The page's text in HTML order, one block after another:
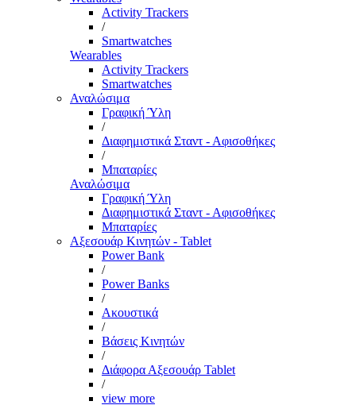
Activity Trackers
/
Smartwatches
Wearables
Activity Trackers
Smartwatches
Αναλώσιμα
Γραφική Ύλη
/
Διαφημιστικά Σταντ - Αφισοθήκες
/
Μπαταρίες
Αναλώσιμα
Γραφική Ύλη
Διαφημιστικά Σταντ - Αφισοθήκες
Μπαταρίες
Αξεσουάρ Κινητών - Tablet
Power Bank
/
Power Banks
/
Ακουστικά
/
Βάσεις Κινητών
/
Διάφορα Αξεσουάρ Tablet
/
view more